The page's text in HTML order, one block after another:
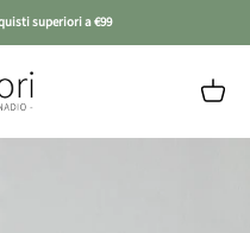
superiori a €99